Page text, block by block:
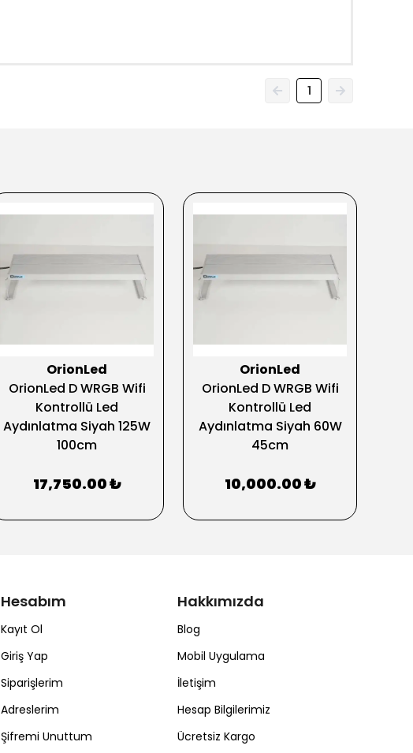
1
OrionLed
OrionLed D WRGB Wifi
Kontrollü Led
Aydınlatma Siyah 125W
100cm
17,750.00 ₺
OrionLed
OrionLed D WRGB Wifi
Kontrollü Led
Aydınlatma Siyah 60W
45cm
10,000.00 ₺
Hesabım
Kayıt Ol
Giriş Yap
Siparişlerim
Adreslerim
Şifremi Unuttum
Hakkımızda
Blog
Mobil Uygulama
İletişim
Hesap Bilgilerimiz
Ücretsiz Kargo